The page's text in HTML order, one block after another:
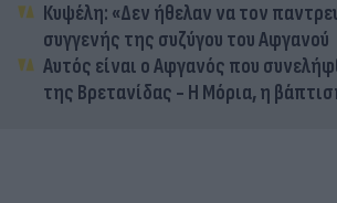
Κυψέλη: «Δεν ήθελαν να τον
συγγενής της συζύγου του Αφγανού
Αυτός είναι ο Αφγανός που
της Βρετανίδας - Η Μόρια, η